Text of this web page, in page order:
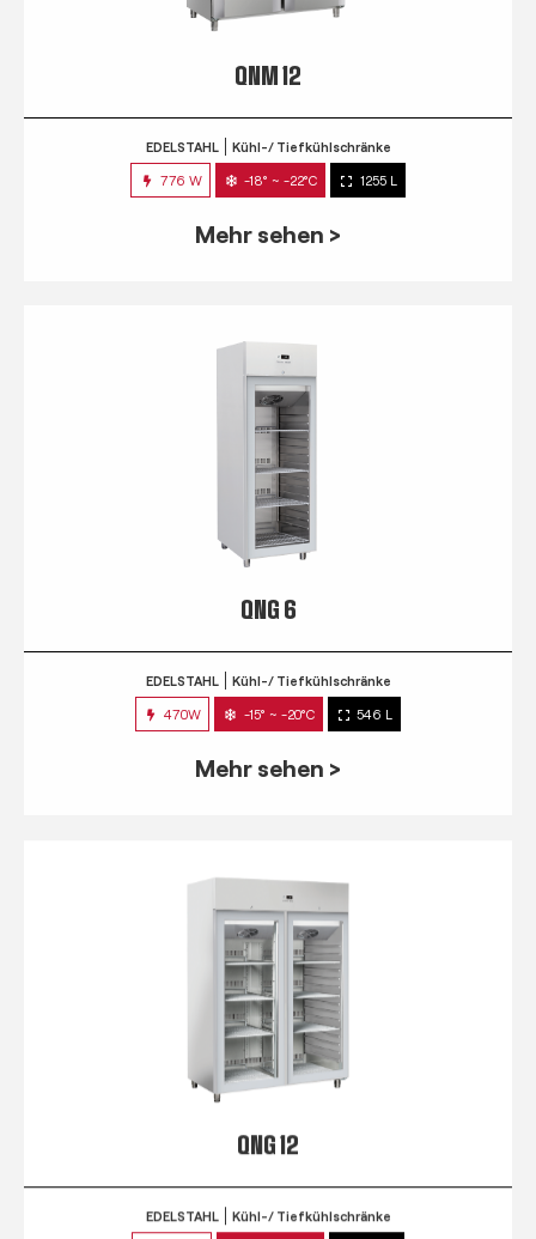
QNM 12
EDELSTAHL Kühl-/ Tiefkühlschränke
776 W -18° ~ -22°C 1255 L
Mehr sehen >
QNG 6
EDELSTAHL Kühl-/ Tiefkühlschränke
470W -15° ~ -20°C 546 L
Mehr sehen >
QNG 12
EDELSTAHL Kühl-/ Tiefkühlschränke